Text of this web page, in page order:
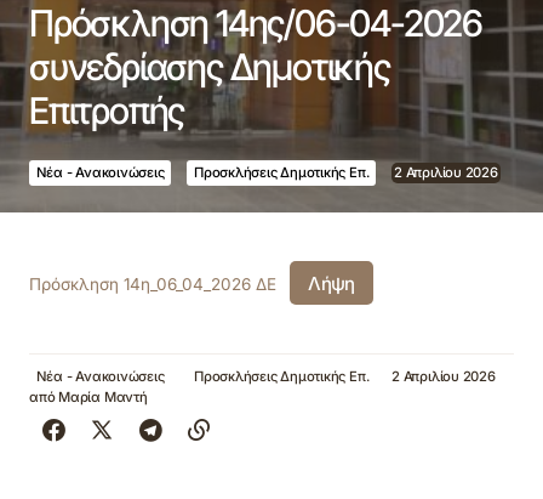
Πρόσκληση 14ης/06-04-2026
συνεδρίασης Δημοτικής
Επιτροπής
Νέα - Ανακοινώσεις Προσκλήσεις Δημοτικής Επ. 2 Απριλίου 2026
Πρόσκληση 14η_06_04_2026 ΔΕ Λήψη
Νέα - Ανακοινώσεις Προσκλήσεις Δημοτικής Επ.
2 Απριλίου 2026
από Μαρία Μαντή